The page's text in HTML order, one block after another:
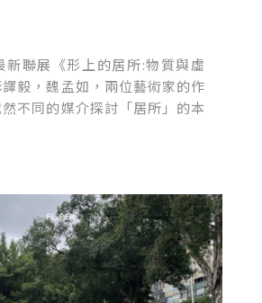
新聯展《形上的居所:物質與虛
毅，魏孟如，兩位藝術家的作
不同的媒介探討「居所」的本